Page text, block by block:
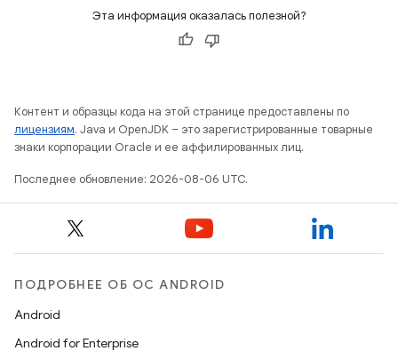
Эта информация оказалась полезной?
Контент и образцы кода на этой странице предоставлены по
лицензиям. Java и OpenJDK – это зарегистрированные товарные
знаки корпорации Oracle и ее аффилированных лиц.
Последнее обновление: 2026-08-06 UTC.
ПОДРОБНЕЕ ОБ ОС ANDROID
Android
Android for Enterprise